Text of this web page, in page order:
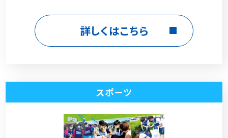
詳しくはこちら
スポーツ